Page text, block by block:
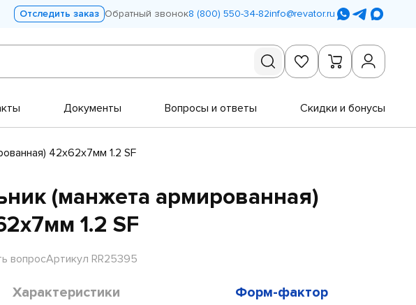
Отследить заказ Обратный звонок8 (800) 550-34-82info@revator.ru
Документы Вопросы и ответы Скидки и бонусы
42х62х7мм 1.2 SF
(манжета армированная)
1.2 SF
вопросАртикул RR25395
Характеристики Форм-фактор